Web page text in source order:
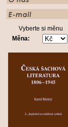
Vyberte si měnu
Měna: